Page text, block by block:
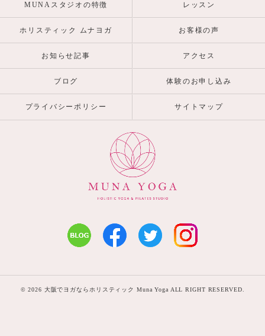
MUNAスタジオの特徴 レッスン
ホリスティック ムナヨガ お客様の声
お知らせ記事 アクセス
ブログ 体験のお申し込み
プライバシーポリシー サイトマップ
© 2026 大阪でヨガならホリスティック Muna Yoga ALL RIGHT RESERVED.